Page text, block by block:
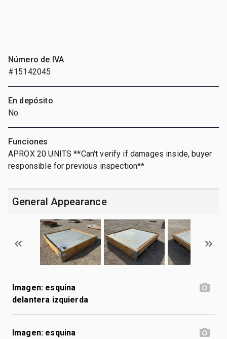
Número de IVA
#15142045
En depósito
No
Funciones
APROX 20 UNITS **Can't verify if damages inside, buyer
responsible for previous inspection**
General Appearance
Imagen: esquina
delantera izquierda
Imagen: esquina